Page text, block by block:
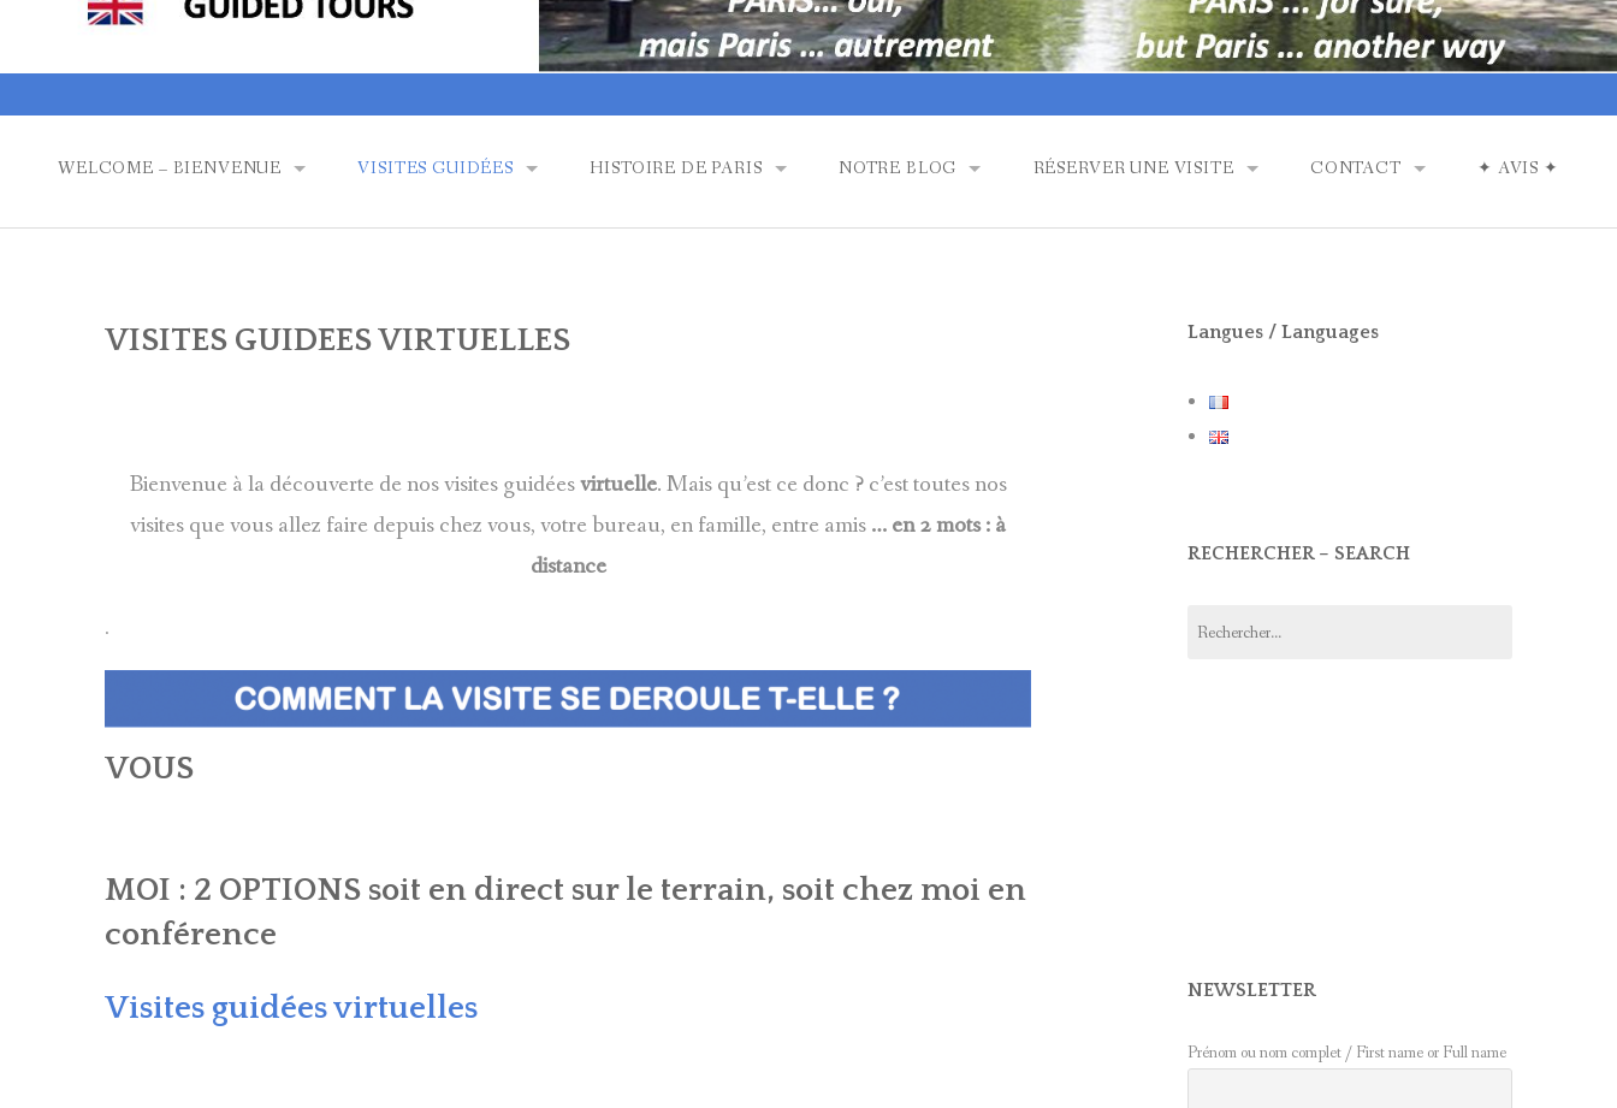
WELCOME – BIENVENUE
INFORMATIONS ET CONSEILS UTILES POUR LES VOYAGEURS
QUI SUIS JE ?
VISITES GUIDÉES
NOTRE OFFRE ET QUI SUIS JE ?
HISTOIRE DE PARIS
EGLISES ET LIEUX DE CULTES
NOTRE BLOG
EGLISES ET LIEUX DE CULTES
LA 2ND GUERRE MONDIALE À PARIS, WWII
PARIS : DE L’OCCUPATION A LA LIBERATION EN AOUT 44.
RÉSERVER UNE VISITE
ENTREPRISES, CE, ECOLES
CONTACT
NOS PARTENAIRES
✦ AVIS ✦
VISITES GUIDEES VIRTUELLES
Bienvenue à la découverte de nos visites guidéesvirtuelle. Mais qu’est ce donc ? c’est toutes nos
visites que vous allez faire depuis chez vous, votre bureau, en famille, entre amis… en 2 mots : à
distance
.
VOUS
MOI : 2 OPTIONS soit en direct sur le terrain, soit chez moi en
conférence
Visites guidées virtuelles
Langues / Languages
RECHERCHER – SEARCH
NEWSLETTER
Prénom ou nom complet / First name or Full name